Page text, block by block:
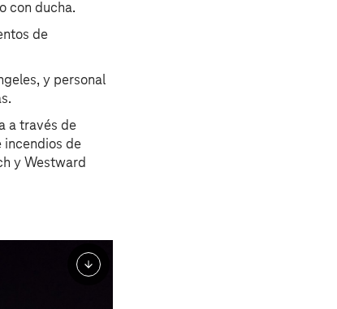
con ducha.
de
y personal
a través de
incendios de
y Westward